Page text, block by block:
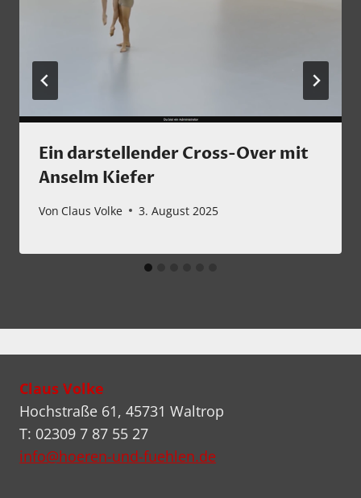
Ein darstellender Cross-Over mit
Anselm Kiefer
Von Claus Volke 3. August 2025
Claus Volke
Hochstraße 61, 45731 Waltrop
T: 02309 7 87 55 27
info@hoeren-und-fuehlen.de